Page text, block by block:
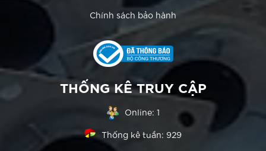
Chính sách bảo hành
THỐNG KÊ TRUY CẬP
Online: 1
Thống kê tuần: 929